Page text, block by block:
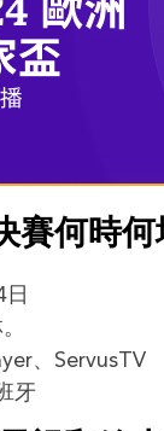
賽何時何
、ServusTV
牙